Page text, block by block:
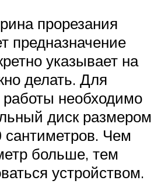
прорезания
предназначение
указывает на
делать. Для
работы необходимо
диск размером
Чем
больше, тем
устройством.